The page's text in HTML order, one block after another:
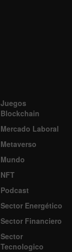
Juegos
Blockchain
Mercado Laboral
Metaverso
Mundo
NFT
Podcast
Sector Energético
Sector Financiero
Sector
Tecnologico